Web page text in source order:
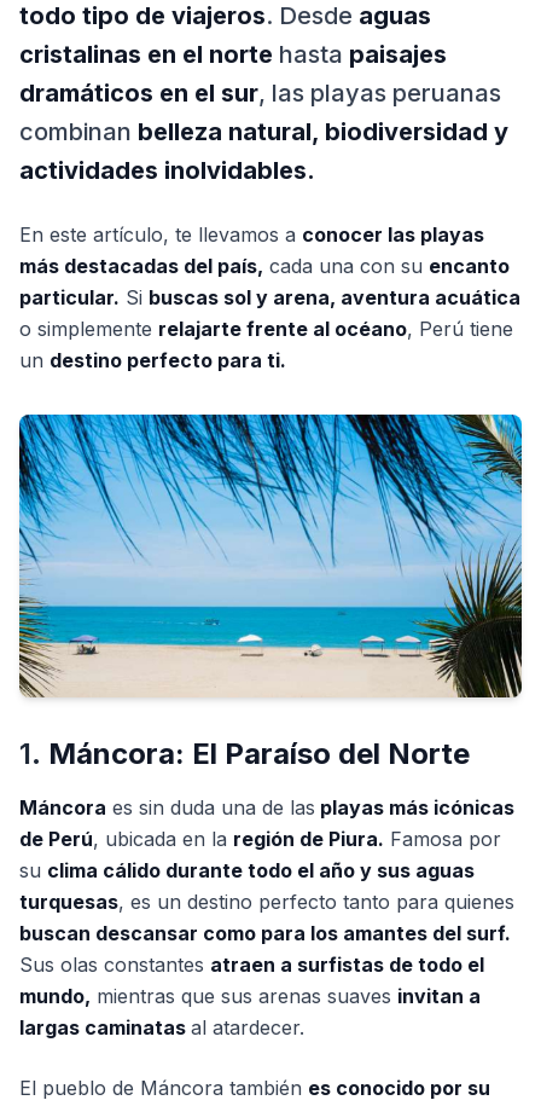
todo tipo de viajeros. Desde aguas
cristalinas en el norte hasta paisajes
dramáticos en el sur, las playas peruanas
combinan belleza natural, biodiversidad y
actividades inolvidables.
En este artículo, te llevamos a conocer las playas
más destacadas del país, cada una con su encanto
particular. Si buscas sol y arena, aventura acuática
o simplemente relajarte frente al océano, Perú tiene
un destino perfecto para ti.
1. Máncora: El Paraíso del Norte
Máncora es sin duda una de las playas más icónicas
de Perú, ubicada en la región de Piura. Famosa por
su clima cálido durante todo el año y sus aguas
turquesas, es un destino perfecto tanto para quienes
buscan descansar como para los amantes del surf.
Sus olas constantes atraen a surfistas de todo el
mundo, mientras que sus arenas suaves invitan a
largas caminatas al atardecer.
El pueblo de Máncora también es conocido por su